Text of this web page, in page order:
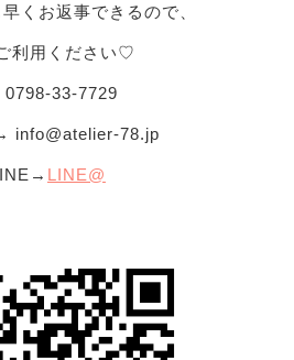
くお返事できるので、
利用ください♡
33-7729
info@atelier-78.jp
LINE@